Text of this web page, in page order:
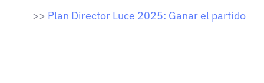
>> Plan Director Luce 2025: Ganar el partido